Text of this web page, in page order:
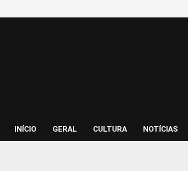
INÍCIO GERAL CULTURA NOTÍCIAS